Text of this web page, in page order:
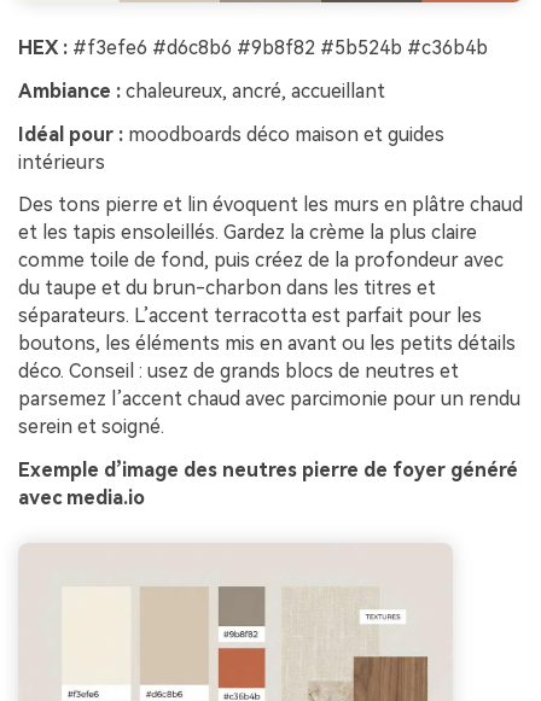
HEX : #f3efe6 #d6c8b6 #9b8f82 #5b524b #c36b4b
Ambiance : chaleureux, ancré, accueillant
Idéal pour : moodboards déco maison et guides
intérieurs
Des tons pierre et lin évoquent les murs en plâtre chaud
et les tapis ensoleillés. Gardez la crème la plus claire
comme toile de fond, puis créez de la profondeur avec
du taupe et du brun-charbon dans les titres et
séparateurs. L’accent terracotta est parfait pour les
boutons, les éléments mis en avant ou les petits détails
déco. Conseil : usez de grands blocs de neutres et
parsemez l’accent chaud avec parcimonie pour un rendu
serein et soigné.
Exemple d’image des neutres pierre de foyer généré
avec media.io